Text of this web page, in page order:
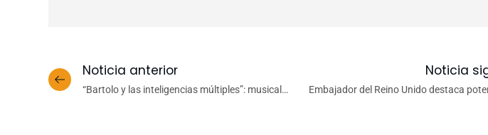
Noticia anterior
“Bartolo y las inteligencias múltiples”: musical
Noticia
Embajador del Reino Unido destaca